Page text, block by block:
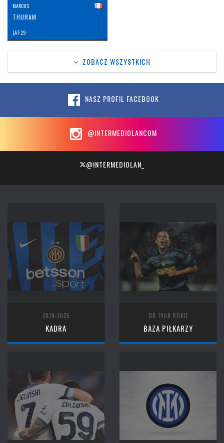
MARCUS
THURAM
LAT: 29
ZOBACZ WSZYSTKICH
NASZ PROFIL FACEBOOK
@INTERMEDIOLANCOM
@INTERMEDIOLAN_
2024-2025
KADRA
OD 1908 ROKU
BAZA PIŁKARZY